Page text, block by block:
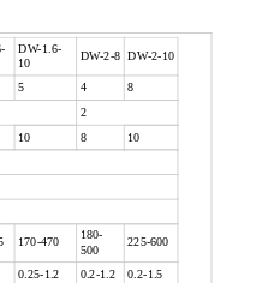
DW-1.6-
10
DW-2-8 DW-2-10
5 4
8
2
10 8 10
170-470 180-
500
225-600
0.25-1.2 0.2-1.2 0.2-1.5